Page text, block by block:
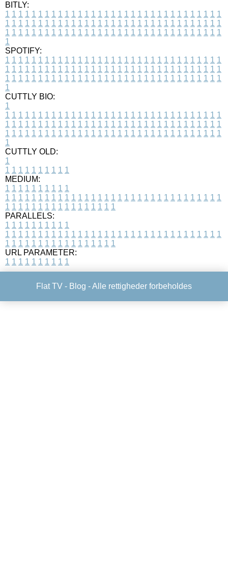
BITLY:
1 1 1 1 1 1 1 1 1 1 1 1 1 1 1 1 1 1 1 1 1 1 1 1 1 1 1 1 1 1 1 1 1
1 1 1 1 1 1 1 1 1 1 1 1 1 1 1 1 1 1 1 1 1 1 1 1 1 1 1 1 1 1 1 1 1
1 1 1 1 1 1 1 1 1 1 1 1 1 1 1 1 1 1 1 1 1 1 1 1 1 1 1 1 1 1 1 1 1
1
SPOTIFY:
1 1 1 1 1 1 1 1 1 1 1 1 1 1 1 1 1 1 1 1 1 1 1 1 1 1 1 1 1 1 1 1 1
1 1 1 1 1 1 1 1 1 1 1 1 1 1 1 1 1 1 1 1 1 1 1 1 1 1 1 1 1 1 1 1 1
1 1 1 1 1 1 1 1 1 1 1 1 1 1 1 1 1 1 1 1 1 1 1 1 1 1 1 1 1 1 1 1 1
1
CUTTLY BIO:
1
1 1 1 1 1 1 1 1 1 1 1 1 1 1 1 1 1 1 1 1 1 1 1 1 1 1 1 1 1 1 1 1 1
1 1 1 1 1 1 1 1 1 1 1 1 1 1 1 1 1 1 1 1 1 1 1 1 1 1 1 1 1 1 1 1 1
1 1 1 1 1 1 1 1 1 1 1 1 1 1 1 1 1 1 1 1 1 1 1 1 1 1 1 1 1 1 1 1 1
1
CUTTLY OLD:
1
1 1 1 1 1 1 1 1 1 1
MEDIUM:
1 1 1 1 1 1 1 1 1 1
1 1 1 1 1 1 1 1 1 1 1 1 1 1 1 1 1 1 1 1 1 1 1 1 1 1 1 1 1 1 1 1 1
1 1 1 1 1 1 1 1 1 1 1 1 1 1 1 1 1
PARALLELS:
1 1 1 1 1 1 1 1 1 1
1 1 1 1 1 1 1 1 1 1 1 1 1 1 1 1 1 1 1 1 1 1 1 1 1 1 1 1 1 1 1 1 1
1 1 1 1 1 1 1 1 1 1 1 1 1 1 1 1 1
URL PARAMETER:
1 1 1 1 1 1 1 1 1 1
Flat TV - Blog - Alle rettigheder forbeholdes